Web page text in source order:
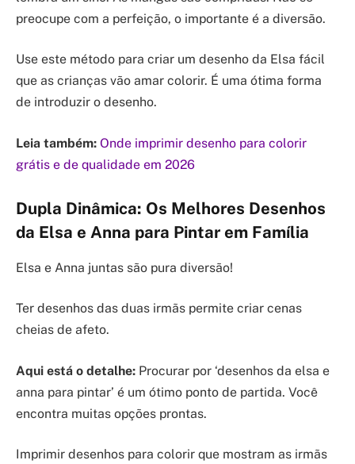
preocupe com a perfeição, o importante é a diversão.
Use este método para criar um desenho da Elsa fácil
que as crianças vão amar colorir. É uma ótima forma
de introduzir o desenho.
Leia também: Onde imprimir desenho para colorir
grátis e de qualidade em 2026
Dupla Dinâmica: Os Melhores Desenhos
da Elsa e Anna para Pintar em Família
Elsa e Anna juntas são pura diversão!
Ter desenhos das duas irmãs permite criar cenas
cheias de afeto.
Aqui está o detalhe: Procurar por ‘desenhos da elsa e
anna para pintar’ é um ótimo ponto de partida. Você
encontra muitas opções prontas.
Imprimir desenhos para colorir que mostram as irmãs